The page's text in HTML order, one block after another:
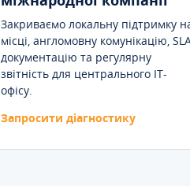
Закриваємо локальну підтримку
місці, англомовну комунікацію,
документацію та регулярну
звітність для центрального IT-
офісу.
Запросити діагностику